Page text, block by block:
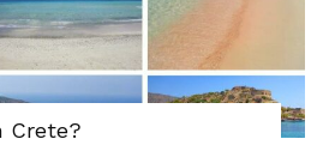
Crete?